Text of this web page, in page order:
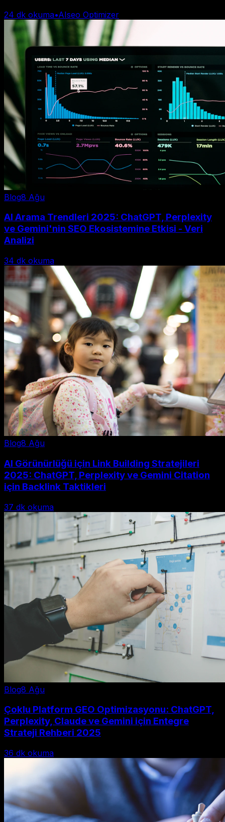
24 dk okuma•AIseo Optimizer
Blog8 Ağu
AI Arama Trendleri 2025: ChatGPT, Perplexity
ve Gemini'nin SEO Ekosistemine Etkisi - Veri
Analizi
34 dk okuma
Blog8 Ağu
AI Görünürlüğü için Link Building Stratejileri
2025: ChatGPT, Perplexity ve Gemini Citation
için Backlink Taktikleri
37 dk okuma
Blog8 Ağu
Çoklu Platform GEO Optimizasyonu: ChatGPT,
Perplexity, Claude ve Gemini için Entegre
Strateji Rehberi 2025
36 dk okuma